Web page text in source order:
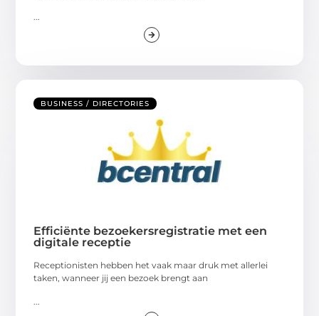
BUSINESS / DIRECTORIES
Efficiënte bezoekersregistratie met een
digitale receptie
Receptionisten hebben het vaak maar druk met allerlei
taken, wanneer jij een bezoek brengt aan